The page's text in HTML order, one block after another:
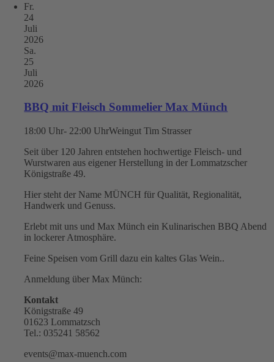
Fr.
24
Juli
2026
Sa.
25
Juli
2026
BBQ mit Fleisch Sommelier Max Münch
18:00 Uhr- 22:00 UhrWeingut Tim Strasser
Seit über 120 Jahren entstehen hochwertige Fleisch- und
Wurstwaren aus eigener Herstellung in der Lommatzscher
Königstraße 49.
Hier steht der Name MÜNCH für Qualität, Regionalität,
Handwerk und Genuss.
Erlebt mit uns und Max Münch ein Kulinarischen BBQ Abend
in lockerer Atmosphäre.
Feine Speisen vom Grill dazu ein kaltes Glas Wein..
Anmeldung über Max Münch:
Kontakt
Königstraße 49
01623 Lommatzsch
Tel.: 035241 58562
events@max-muench.com